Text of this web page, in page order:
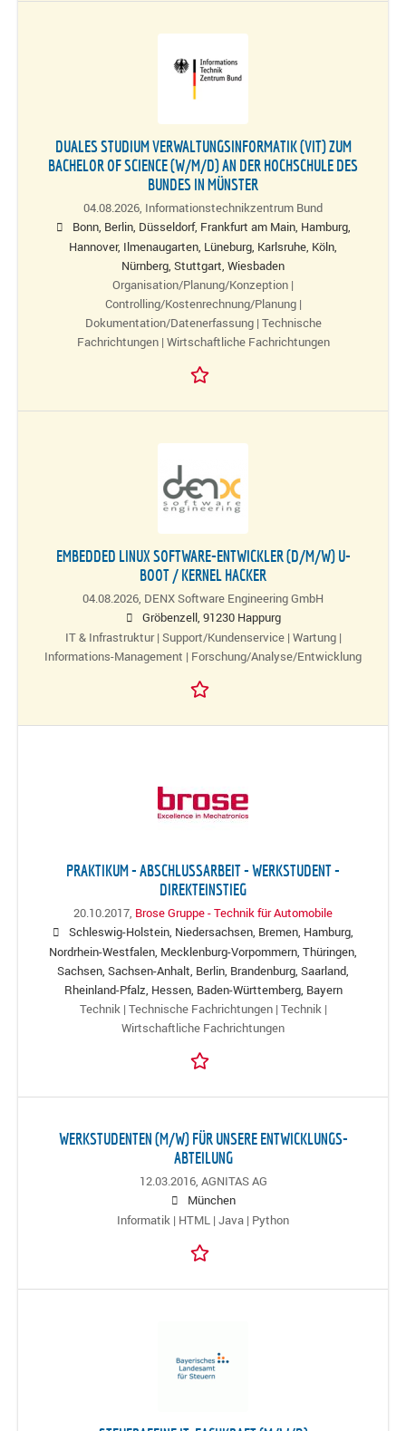
DUALES STUDIUM VERWALTUNGSINFORMATIK (VIT) ZUM
BACHELOR OF SCIENCE (W/M/D) AN DER HOCHSCHULE DES
BUNDES IN MÜNSTER
04.08.2026, Informationstechnikzentrum Bund
Bonn, Berlin, Düsseldorf, Frankfurt am Main, Hamburg,
Hannover, Ilmenaugarten, Lüneburg, Karlsruhe, Köln,
Nürnberg, Stuttgart, Wiesbaden
Organisation/Planung/Konzeption |
Controlling/Kostenrechnung/Planung |
Dokumentation/Datenerfassung | Technische
Fachrichtungen | Wirtschaftliche Fachrichtungen
EMBEDDED LINUX SOFTWARE-ENTWICKLER (D/M/W) U-
BOOT / KERNEL HACKER
04.08.2026, DENX Software Engineering GmbH
Gröbenzell, 91230 Happurg
IT & Infrastruktur | Support/Kundenservice | Wartung |
Informations-Management | Forschung/Analyse/Entwicklung
PRAKTIKUM - ABSCHLUSSARBEIT - WERKSTUDENT -
DIREKTEINSTIEG
20.10.2017, Brose Gruppe - Technik für Automobile
Schleswig-Holstein, Niedersachsen, Bremen, Hamburg,
Nordrhein-Westfalen, Mecklenburg-Vorpommern, Thüringen,
Sachsen, Sachsen-Anhalt, Berlin, Brandenburg, Saarland,
Rheinland-Pfalz, Hessen, Baden-Württemberg, Bayern
Technik | Technische Fachrichtungen | Technik |
Wirtschaftliche Fachrichtungen
WERKSTUDENTEN (M/W) FÜR UNSERE ENTWICKLUNGS-
ABTEILUNG
12.03.2016, AGNITAS AG
München
Informatik | HTML | Java | Python